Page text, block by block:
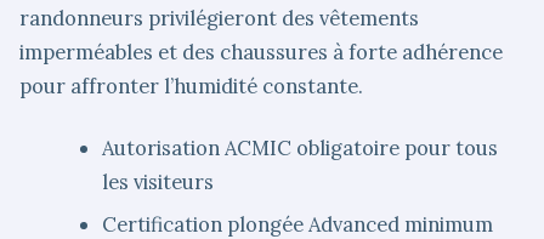
randonneurs privilégieront des vêtements
imperméables et des chaussures à forte adhérence
pour affronter l’humidité constante.
Autorisation ACMIC obligatoire pour tous
les visiteurs
Certification plongée Advanced minimum